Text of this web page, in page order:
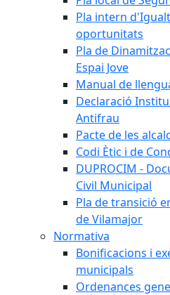
Pla intern
oportunitats
Pla de
Espai Jove
Manual de
Declaració
Antifrau
Pacte de les
Codi Ètic i de
DUPROCIM -
Civil Municipal
Pla de transició
de Vilamajor
Normativa
Bonificacions i
municipals
Ordenances